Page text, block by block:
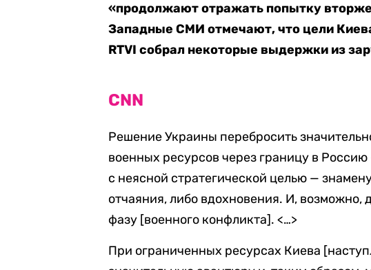
«продолжают отражать попытку
Западные СМИ отмечают, что цели
RTVI собрал некоторые выдержки из
CNN
Решение Украины перебросить
военных ресурсов через границу в Россию
с неясной стратегической целью —
отчаяния, либо вдохновения. И,
фазу [военного конфликта]. <…>
При ограниченных ресурсах Киева